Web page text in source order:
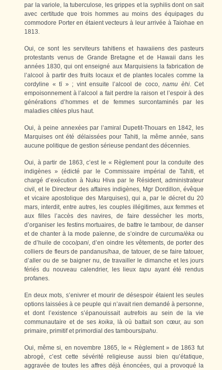
par la variole, la tuberculose, les grippes et la syphilis dont on sait
avec certitude que trois hommes au moins des équipages du
commodore Porter en étaient vecteurs à leur arrivée à Taiohae en
1813.
Oui, ce sont les serviteurs tahitiens et hawaiiens des pasteurs
protestants venus de Grande Bretagne et de Hawaii dans les
années 1830, qui ont enseigné aux Marquisiens la fabrication de
l’alcool à partir des fruits locaux et de plantes locales comme la
cordyline « tī » ; vint ensuite l’alcool de coco, namu èhi. Cet
empoisonnement à l’alcool a fait perdre la raison et l’espoir à des
générations d’hommes et de femmes surcontaminés par les
maladies citées plus haut.
Oui, à peine annexées par l’amiral Dupetit-Thouars en 1842, les
Marquises ont été délaissées pour Tahiti, la même année, sans
aucune politique de gestion sérieuse pendant des décennies.
Oui, à partir de 1863, c’est le « Règlement pour la conduite des
indigènes » (édicté par le Commissaire impérial de Tahiti, et
chargé d’exécution à Nuku Hiva par le Résident, administrateur
civil, et le Directeur des affaires indigènes, Mgr Dordillon, évêque
et vicaire apostolique des Marquises), qui a, par le décret du 20
mars, interdit, entre autres, les couples illégitimes, aux femmes et
aux filles l’accès des navires, de faire dessécher les morts,
d’organiser les festins mortuaires, de battre le tambour, de danser
et de chanter à la mode païenne, de s’oindre de curcuma/èkaou
de d’huile de coco/pani, d’en oindre les vêtements, de porter des
colliers de fleurs de pandanus/haa, de tatouer, de se faire tatouer,
d’aller ou de se baigner nu, de travailler le dimanche et les jours
fériés du nouveau calendrier, les lieuxtapu ayant été rendus
profanes.
En deux mots, s’enivrer et mourir de désespoir étaient les seules
options laissées à ce peuple qui n’avait rien demandé à personne,
et dont l’existence s’épanouissait autrefois au sein de la vie
communautaire et de seskoika, là où battait son cœur, au son
primaire, primitif et primordial des tambours/pahu.
Oui, même si, en novembre 1865, le « Règlement » de 1863 fut
abrogé, c’est cette sévérité religieuse aussi bien qu’étatique,
aggravée de toutes les affres déjà énoncées, qui a provoqué la